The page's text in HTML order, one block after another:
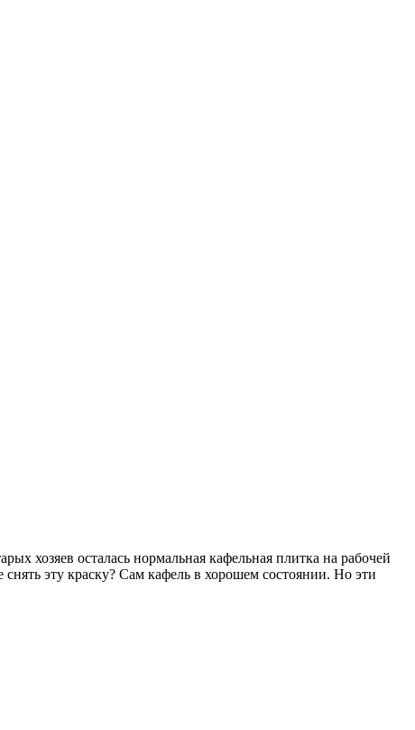
хозяев осталась нормальная кафельная плитка на рабочей
эту краску? Сам кафель в хорошем состоянии. Но эти